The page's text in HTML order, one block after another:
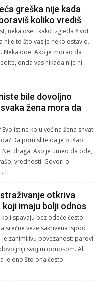
greška nije kada
koliko vrediš
neka oseti kako izgleda život
nije to što vas je neko ostavio.
Neka ode. Ako je morao da
onda vas nikada nije ni
bile dovoljno
žena mora da
istine koju većina žena shvati
Da pomislite da je otišao
draga. Ako je umeo da ode,
vrednosti. Govori o
otkriva
imaju bolji odnos
spavaju bez odeće često
srećne veze sakrivena ispod
zanimljivu povezanost: parovi
svojim odnosom. Ali
je ono što ona često